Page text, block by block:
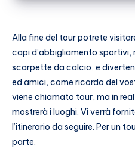
Alla fine del tour potrete
capi d’abbigliamento
scarpette da calcio, e
ed amici, come ricordo del
viene chiamato tour, ma in
mostrerà i luoghi. Vi verrà
l’itinerario da seguire. Per un
parte.